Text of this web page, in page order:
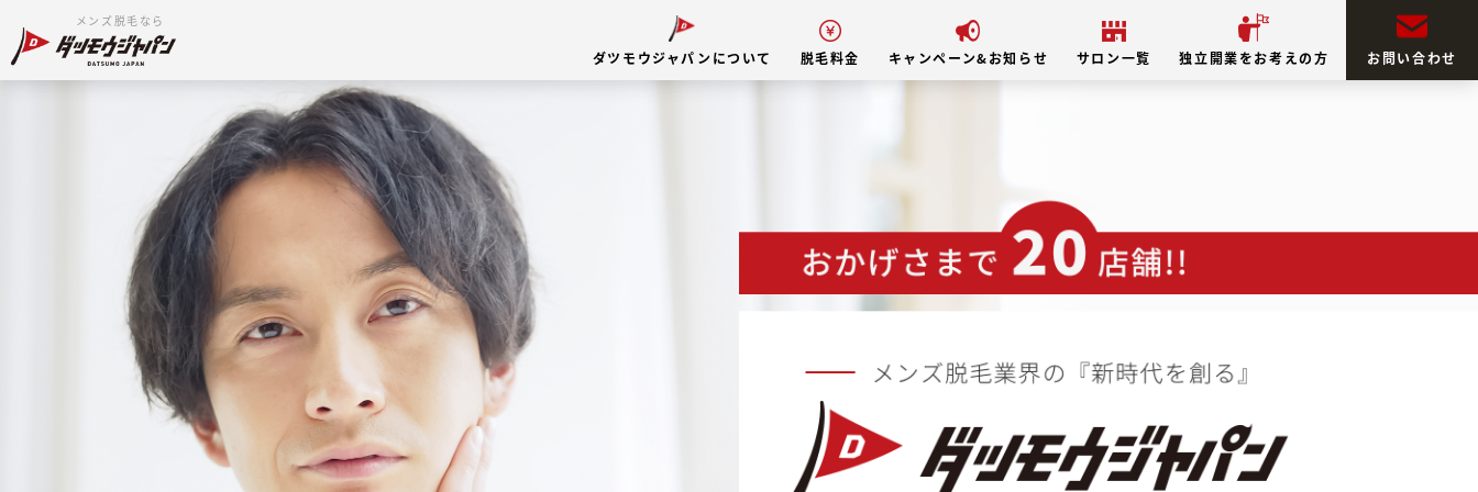
メンズ脱毛なら
ダツモウジャパンについて 脱毛料金 キャンペーン&お知らせ サロン一覧 独立開業をお考えの方 お問い合わせ